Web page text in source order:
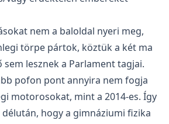
nem a baloldal nyeri meg,
törpe pártok, köztük a két ma
lesznek a Parlament tagjai.
pofon pont annyira nem fogja
motorosokat, mint a 2014-es. Így
délután, hogy a gimnáziumi fizika